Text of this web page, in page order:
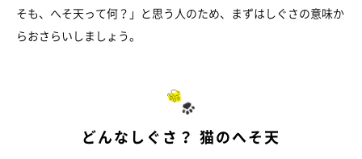
そも、へそ天って何？」と思う人のため、まずはしぐさの意味か
らおさらいしましょう。
どんなしぐさ？ 猫のへそ天